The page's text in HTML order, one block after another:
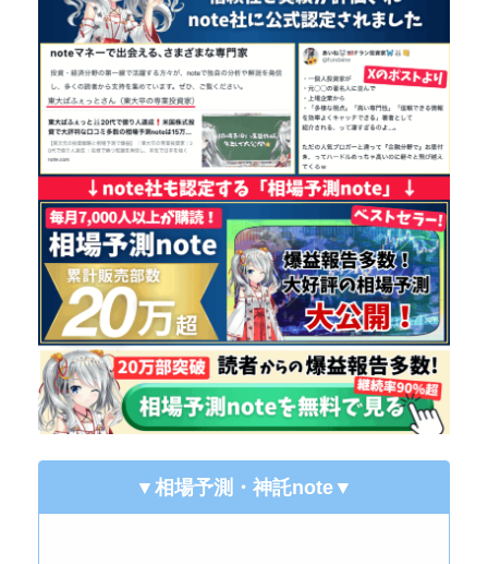
▼相場予測・神託note ▼